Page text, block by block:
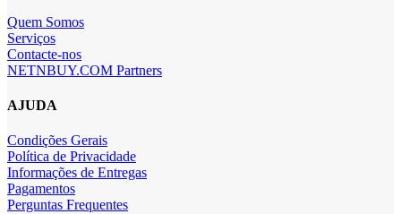
Quem Somos
Serviços
Contacte-nos
NETNBUY.COM Partners
AJUDA
Condições Gerais
Política de Privacidade
Informações de Entregas
Pagamentos
Perguntas Frequentes